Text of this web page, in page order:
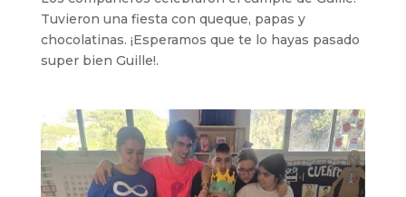
Tuvieron una fiesta con queque, papas y
chocolatinas. ¡Esperamos que te lo hayas pasado
super bien Guille!.